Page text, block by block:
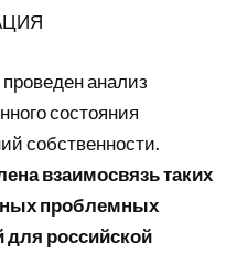
проведен анализ
состояния
собственности.
взаимосвязь таких
проблемных
для российской